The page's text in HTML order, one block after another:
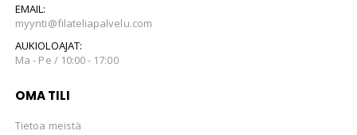
EMAIL:
myynti@filateliapalvelu.com
AUKIOLOAJAT:
Ma - Pe / 10:00 - 17:00
OMA TILI
Tietoa meistä